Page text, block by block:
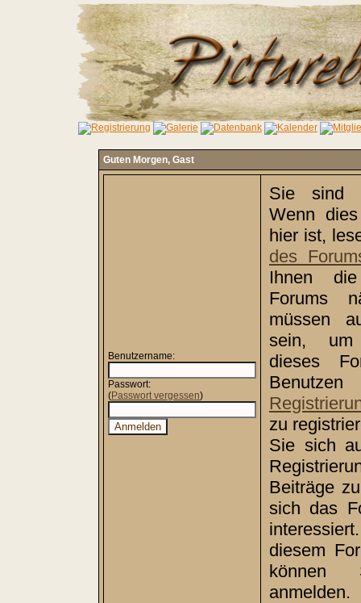
Guten Morgen, Gast
Benutzername:
Passwort:
(Passwort vergessen)
Sie sind
Wenn
hier ist,
des
Ihnen
Forums
müssen
sein, um
dieses
zu
Sie sich
Beiträge
sich das
diesem
anmelden.